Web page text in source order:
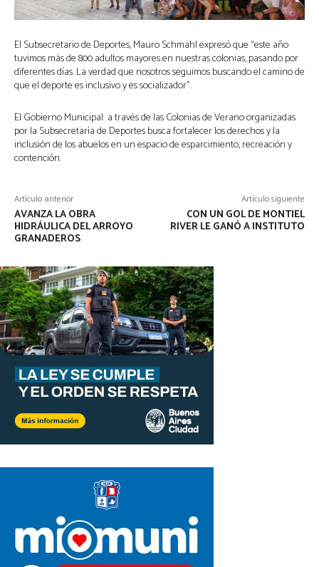
El Subsecretario de Deportes, Mauro Schmahl expresó que “este año
tuvimos más de 800 adultos mayores en nuestras colonias, pasando por
diferentes días. La verdad que nosotros seguimos buscando el camino de
que el deporte es inclusivo y es socializador”.
El Gobierno Municipal a través de las Colonias de Verano organizadas
por la Subsecretaría de Deportes busca fortalecer los derechos y la
inclusión de los abuelos en un espacio de esparcimiento, recreación y
contención.
Artículo anterior
AVANZA LA OBRA
HIDRÁULICA DEL ARROYO
GRANADEROS
Artículo siguiente
CON UN GOL DE MONTIEL
RIVER LE GANÓ A INSTITUTO